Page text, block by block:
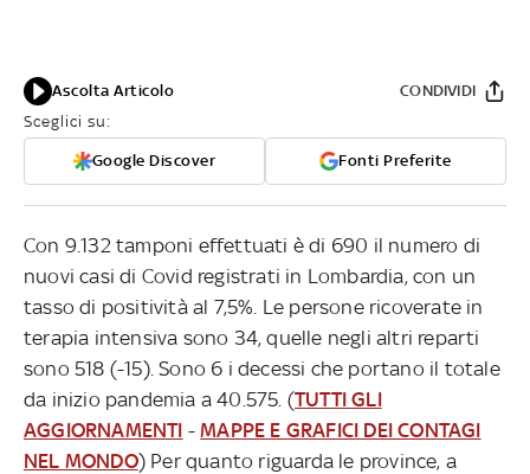
Ascolta Articolo
Sceglici su:
Google Discover Fonti Preferite
CONDIVIDI
Con 9.132 tamponi effettuati è di 690 il numero di
nuovi casi di Covid registrati in Lombardia, con un
tasso di positività al 7,5%. Le persone ricoverate in
terapia intensiva sono 34, quelle negli altri reparti
sono 518 (-15). Sono 6 i decessi che portano il totale
da inizio pandemia a 40.575. (TUTTI GLI
AGGIORNAMENTI -MAPPE E GRAFICI DEI CONTAGI
NEL MONDO) Per quanto riguarda le province, a